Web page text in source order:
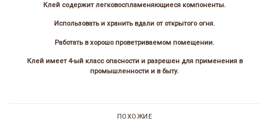
Клей содержит легковоспламеняющиеся компоненты.
Использовать и хранить вдали от открытого огня.
Работать в хорошо проветриваемом помещении.
Клей имеет 4-ый класс опасности и разрешен для применения в
промышленности и в быту.
ПОХОЖИЕ